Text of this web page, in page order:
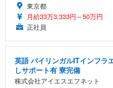
東京都
月給33万3,333円～50万円
正社員
英語 バイリンガルITインフラ
しサポート有 寮完備
株式会社アイエスエフネット